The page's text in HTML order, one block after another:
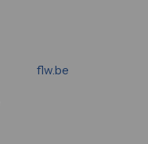
flw.be